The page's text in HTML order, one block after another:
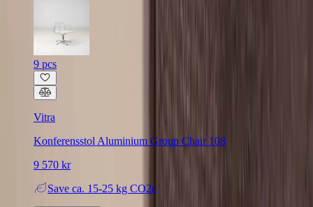
9 pcs
Vitra
Konferensstol Aluminium Group Chair 108
9 570 kr
Save ca. 15-25 kg CO2e